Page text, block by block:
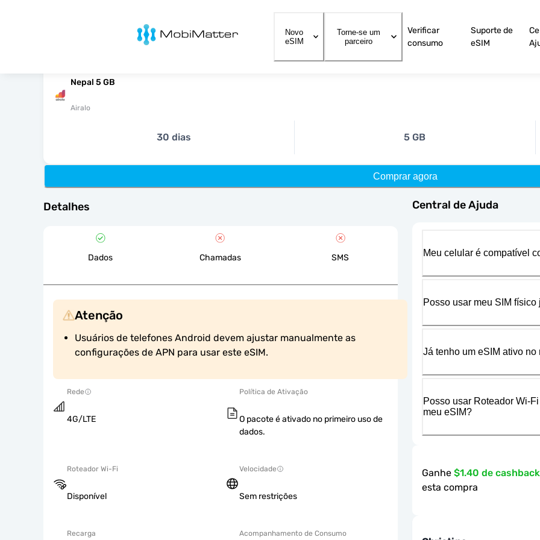
MobiMatter
Novo
eSIM
Torne-se um
parceiro
Verificar
consumo
Suporte de
eSIM
Nepal 5 GB
Airalo
30 dias 5 GB
Comprar agora
Detalhes
Dados Chamadas SMS
Atenção
Usuários de telefones Android devem ajustar manualmente as
configurações de APN para usar este eSIM.
Rede
4G/LTE
Política de Ativação
O pacote é ativado no primeiro uso de
dados.
Roteador Wi-Fi
Disponível
Velocidade
Sem restrições
Recarga Acompanhamento de Consumo
Central de Ajuda
Meu celular é compatível
Posso usar meu SIM
Já tenho um eSIM ativo
Posso usar Roteador Wi-
meu eSIM?
Ganhe $1.40 de
esta compra